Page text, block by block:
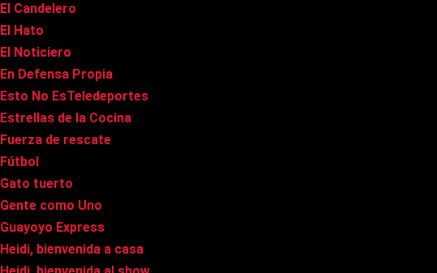
El Candelero
El Hato
El Noticiero
En Defensa Propia
Esto No EsTeledeportes
Estrellas de la Cocina
Fuerza de rescate
Fútbol
Gato tuerto
Gente como Uno
Guayoyo Express
Heidi, bienvenida a casa